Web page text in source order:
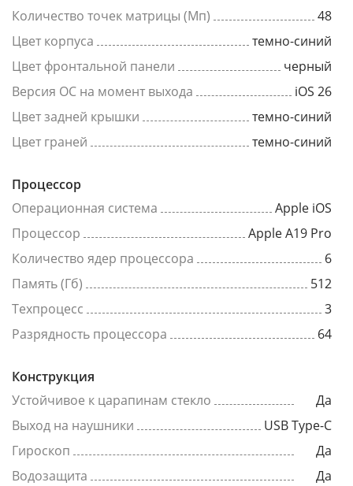
Количество точек матрицы (Мп)
48
Цвет корпуса
темно-синий
Цвет фронтальной панели
черный
Версия ОС на момент выхода
iOS 26
Цвет задней крышки
темно-синий
Цвет граней
темно-синий
Процессор
Операционная система
Apple iOS
Процессор
Apple A19 Pro
Количество ядер процессора
6
Память (Гб)
512
Техпроцесс
3
Разрядность процессора
64
Конструкция
Устойчивое к царапинам стекло
Да
Выход на наушники
USB Type-C
Гироскоп
Да
Водозащита
Да